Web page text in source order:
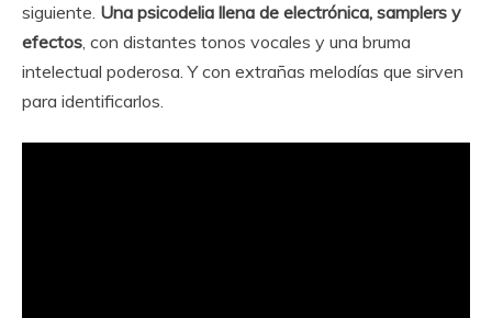
siguiente. Una psicodelia llena de electrónica, samplers y
efectos, con distantes tonos vocales y una bruma
intelectual poderosa. Y con extrañas melodías que sirven
para identificarlos.